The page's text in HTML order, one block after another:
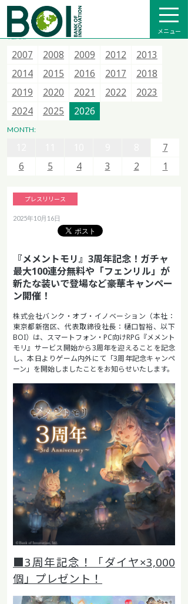
メニュー
全て プレスリリース インフォ
YEAR:
2007 2008 2009 2012
2013
2014
2015 2016 2017
2018
2019
2020 2021 2022
2023
2024
2025 2026
MONTH:
7
6
5 4 3 2 1
2007 2008 2009 2012
2013
2014
2015 2016 2017
2018
2019
2020 2021 2022
2023
2024
2025 2026
7
6
5 4 3 2 1
2007 2008 2013 2014 2015
12 11 10 9 8
6
5 4
2015 2016 2017 2018
2020
2021
2022 2023 2024
2025
2026
12
1
プレスリリース
2025年10月16日
『メメントモリ』3周年記念！ガチャ
最大100連分無料や「フェンリル」が
新たな装いで登場など豪華キャンペー
ン開催！
株式会社バンク・オブ・イノベーション（本社：
東京都新宿区、代表取締役社長：樋口智裕、以下
BOI）は、スマートフォン・PC向けRPG『メメント
モリ』サービス開始から3周年を迎えることを記念
し、本日よりゲーム内外にて「3周年記念キャンペ
ーン」を開始しましたことをお知らせいたします。
■3周年記念！「ダイヤ×3,000
個」プレゼント！